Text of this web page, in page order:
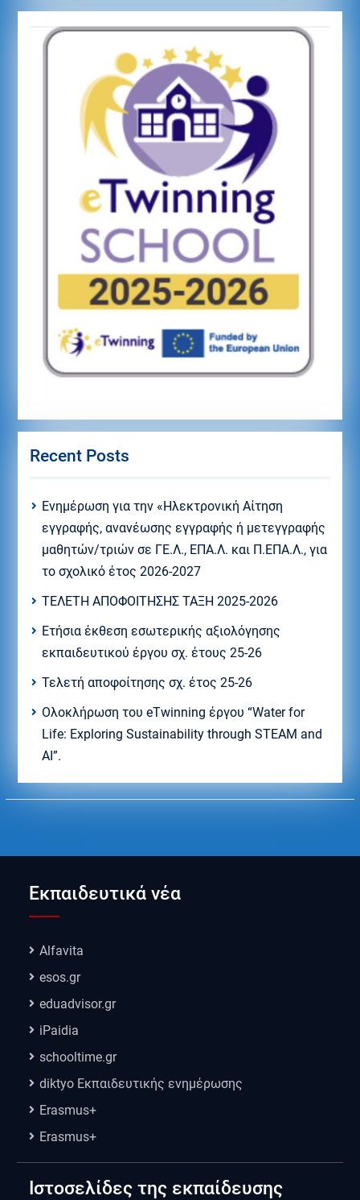
Recent Posts
Eνημέρωση για την «Ηλεκτρονική Αίτηση
εγγραφής, ανανέωσης εγγραφής ή μετεγγραφής
μαθητών/τριών σε ΓΕ.Λ., ΕΠΑ.Λ. και Π.ΕΠΑ.Λ., για
το σχολικό έτος 2026-2027
ΤΕΛΕΤΗ ΑΠΟΦΟΙΤΗΣΗΣ ΤΑΞΗ 2025-2026
Ετήσια έκθεση εσωτερικής αξιολόγησης
εκπαιδευτικού έργου σχ. έτους 25-26
Τελετή αποφοίτησης σχ. έτος 25-26
Ολοκλήρωση του eTwinning έργου “Water for
Life: Exploring Sustainability through STEAM and
AI”.
Εκπαιδευτικά νέα
Alfavita
esos.gr
eduadvisor.gr
iPaidia
schooltime.gr
diktyo Εκπαιδευτικής ενημέρωσης
Erasmus+
Erasmus+
Ιστοσελίδες της εκπαίδευσης